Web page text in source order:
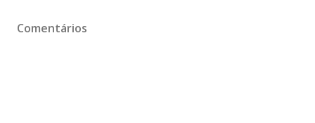
Comentários